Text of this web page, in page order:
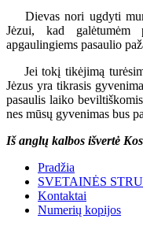
Dievas nori ugdyti
Jėzui, kad galėtumėm
apgaulingiems pasaulio
Jei tokį tikėjimą
Jėzus yra tikrasis
pasaulis laiko
nes mūsų gyvenimas bus
Iš anglų kalbos išvertė
Pradžia
SVETAINĖS
Kontaktai
Numerių kopijos